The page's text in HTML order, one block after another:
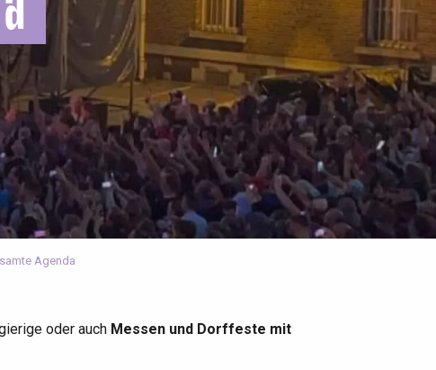
Agenda
oder auch Messen und Dorffeste mit